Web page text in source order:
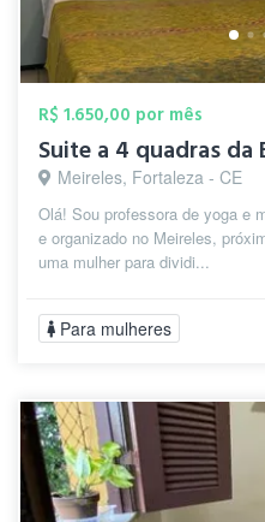
R$ 1.650,00 por mês
Suite a 4 quadras da
Meireles, Fortaleza - CE
Olá! Sou professora de yoga e
e organizado no Meireles,
uma mulher para dividi...
Para mulheres